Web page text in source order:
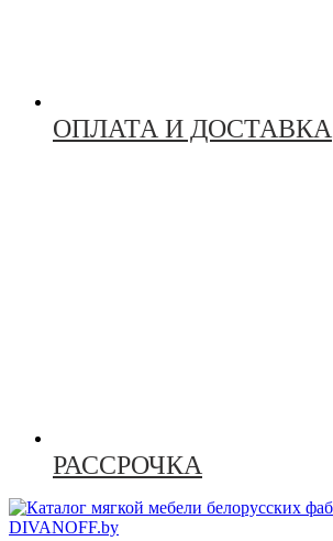
ОПЛАТА И ДОСТАВКА
РАССРОЧКА